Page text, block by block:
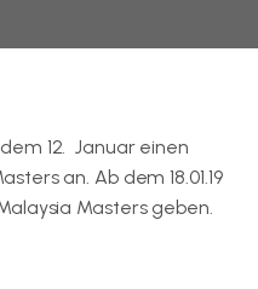
12. Januar einen
an. Ab dem 18.01.19
Masters geben.